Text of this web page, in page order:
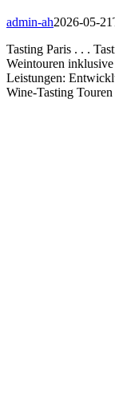
admin-ah2026-05-
Tasting Paris . . .
Weintouren
Leistungen:
Wine-Tasting